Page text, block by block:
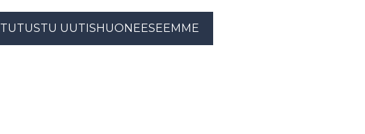
olemme viimeinen toimija, joka
poistuu kylältä. Ajankohtaisena
TUTUSTU UUTISHUONEESEEMME